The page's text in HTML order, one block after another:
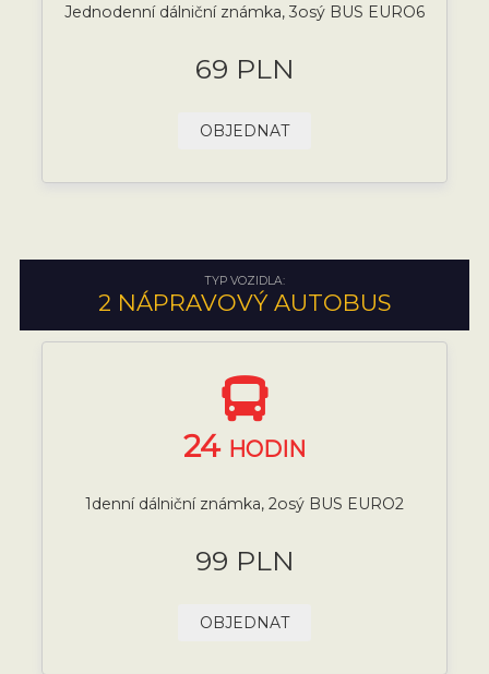
Jednodenní dálniční známka, 3osý BUS EURO6
69 PLN
OBJEDNAT
TYP VOZIDLA:
2 NÁPRAVOVÝ AUTOBUS
24 HODIN
1denní dálniční známka, 2osý BUS EURO2
99 PLN
OBJEDNAT